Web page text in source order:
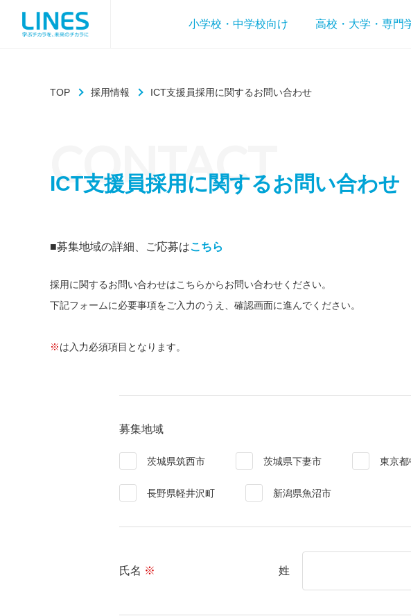
小学校・中学校向け 高校・大学・専門
TOP 採用情報 ICT支援員採用に関するお問い合わせ
CONTACT
ICT支援員採用に関するお問い合わせ
■募集地域の詳細、ご応募はこちら
採用に関するお問い合わせはこちらからお問い合わせください。
下記フォームに必要事項をご入力のうえ、確認画面に進んでください。
※は入力必須項目となります。
募集地域
茨城県筑西市 茨城県下妻市 東京
長野県軽井沢町 新潟県魚沼市
氏名 ※ 姓